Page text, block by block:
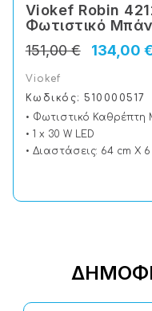
Viokef Robin
Φωτιστικό
134,00 €
151,00 €
Viokef
Κωδικός: 510000517
• Φωτιστικό Καθρέπτη
• 1 x 30 W LED
• Διαστάσεις: 64 cm X 6